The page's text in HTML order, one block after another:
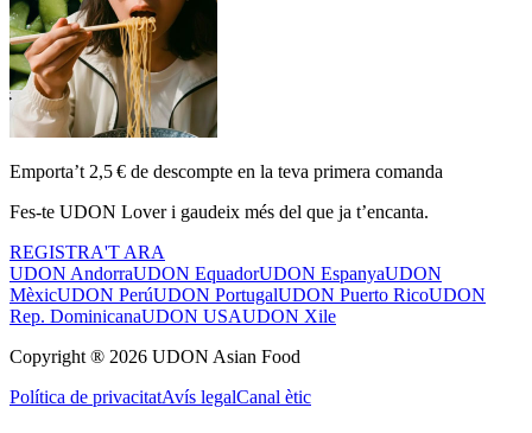
Emporta’t 2,5 € de descompte en la teva primera comanda
Fes-te UDON Lover i gaudeix més del que ja t’encanta.
REGISTRA'T ARA
UDON AndorraUDON EquadorUDON EspanyaUDON
MèxicUDON PerúUDON PortugalUDON Puerto RicoUDON
Rep. DominicanaUDON USAUDON Xile
Copyright ® 2026 UDON Asian Food
Política de privacitatAvís legalCanal ètic